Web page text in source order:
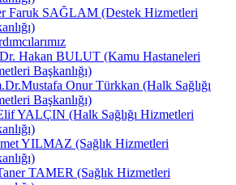
Faruk SAĞLAM (Destek Hizmetleri
Hakan BULUT (Kamu Hastaneleri
Başkanlığı)
Onur Türkkan (Halk Sağlığı
Başkanlığı)
YALÇIN (Halk Sağlığı Hizmetleri
YILMAZ (Sağlık Hizmetleri
TAMER (Sağlık Hizmetleri